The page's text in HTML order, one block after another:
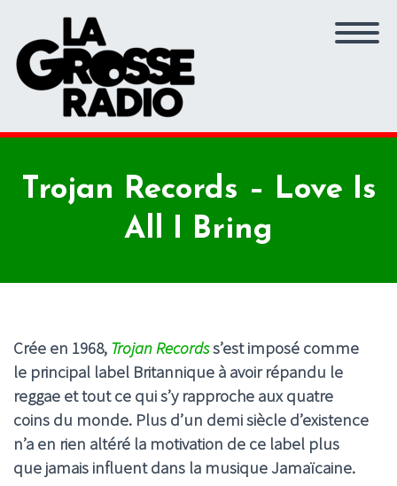
Trojan Records – Love Is
All I Bring
Crée en 1968, Trojan Recordss’est imposé comme
le principal label Britannique à avoir répandu le
reggae et tout ce qui s’y rapproche aux quatre
coins du monde. Plus d’un demi siècle d’existence
n’a en rien altéré la motivation de ce label plus
que jamais influent dans la musique Jamaïcaine.